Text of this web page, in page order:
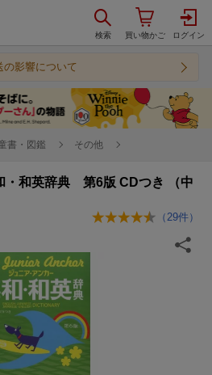
の影響について
書・図鑑 その他
・和英辞典 第6版 CDつき （中
（ 29件）